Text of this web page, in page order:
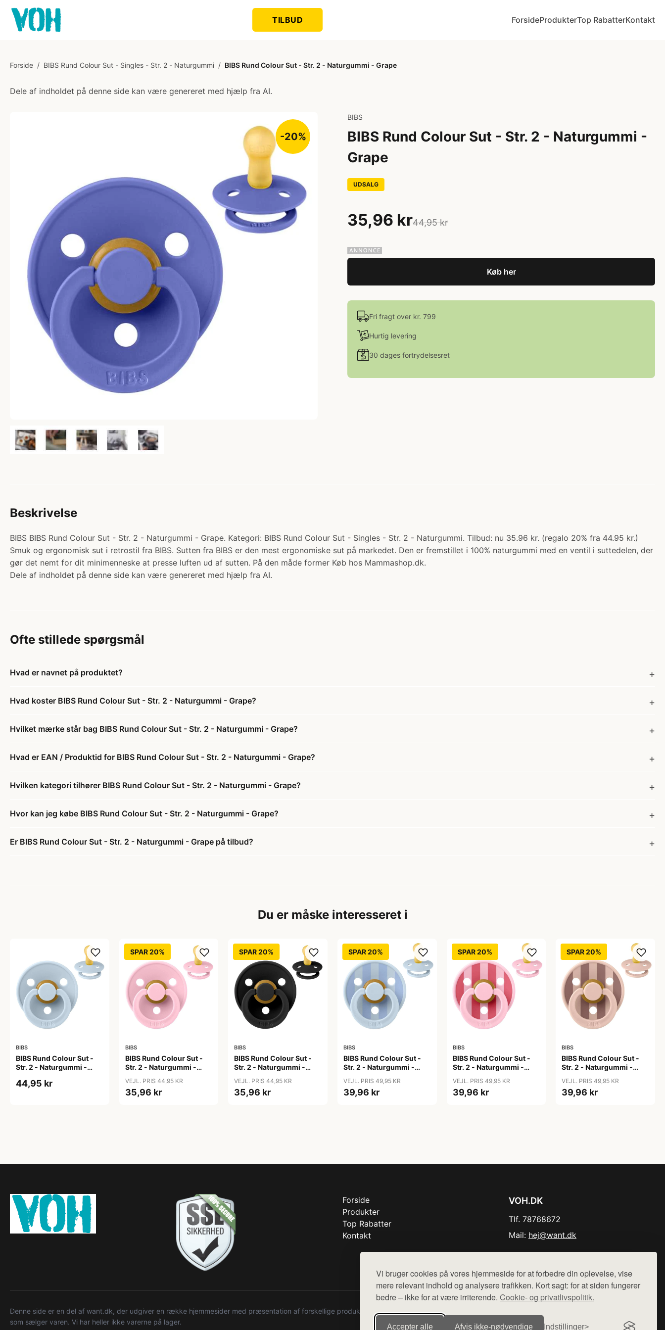
Vi bruger cookies på vores hjemmeside for at forbedre din oplevelse, vise
mere relevant indhold og analysere trafikken. Kort sagt: for at siden fungerer
bedre – ikke for at være irriterende. Cookie- og privatlivspolitik.
Accepter alle Afvis ikke‑nødvendige Indstillinger
TILBUD ForsideProdukterTop RabatterKontakt
Forside / BIBS Rund Colour Sut - Singles - Str. 2 - Naturgummi / BIBS Rund Colour Sut - Str. 2 - Naturgummi - Grape
Dele af indholdet på denne side kan være genereret med hjælp fra AI.
-20%
BIBS
BIBS Rund Colour Sut - Str. 2 - Naturgummi -
Grape
UDSALG
35,96 kr44,95 kr
Køb her
Fri fragt over kr. 799
Hurtig levering
30 dages fortrydelsesret
Beskrivelse
BIBS BIBS Rund Colour Sut - Str. 2 - Naturgummi - Grape. Kategori: BIBS Rund Colour Sut - Singles - Str. 2 - Naturgummi. Tilbud: nu 35.96 kr. (regalo 20% fra 44.95 kr.)
Smuk og ergonomisk sut i retrostil fra BIBS. Sutten fra BIBS er den mest ergonomiske sut på markedet. Den er fremstillet i 100% naturgummi med en ventil i suttedelen, der
gør det nemt for dit minimenneske at presse luften ud af sutten. På den måde former Køb hos Mammashop.dk.
Dele af indholdet på denne side kan være genereret med hjælp fra AI.
Ofte stillede spørgsmål
Hvad er navnet på produktet?
Hvad koster BIBS Rund Colour Sut - Str. 2 - Naturgummi - Grape?
Hvilket mærke står bag BIBS Rund Colour Sut - Str. 2 - Naturgummi - Grape?
Hvad er EAN / Produktid for BIBS Rund Colour Sut - Str. 2 - Naturgummi - Grape?
Hvilken kategori tilhører BIBS Rund Colour Sut - Str. 2 - Naturgummi - Grape?
Hvor kan jeg købe BIBS Rund Colour Sut - Str. 2 - Naturgummi - Grape?
Er BIBS Rund Colour Sut - Str. 2 - Naturgummi - Grape på tilbud?
Du er måske interesseret i
BIBS
BIBS Rund Colour Sut -
Str. 2 - Naturgummi -
44,95 kr
SPAR 20%
BIBS
BIBS Rund Colour Sut -
Str. 2 - Naturgummi -
VEJL. PRIS 44,95 KR
35,96 kr
SPAR 20%
BIBS
BIBS Rund Colour Sut -
Str. 2 - Naturgummi -
VEJL. PRIS 44,95 KR
35,96 kr
SPAR 20%
BIBS
BIBS Rund Colour Sut -
Str. 2 - Naturgummi -
Blue/Dusty Blue
VEJL. PRIS 49,95 KR
39,96 kr
SPAR 20%
BIBS
BIBS Rund Colour Sut -
Str. 2 - Naturgummi -
Pink/Coral
VEJL. PRIS 49,95 KR
39,96 kr
SPAR 20%
BIBS
BIBS Rund Colour Sut -
Str. 2 - Naturgummi -
Blush/Woodchuck
VEJL. PRIS 49,95 KR
39,96 kr
Forside
Produkter
Top Rabatter
Kontakt
VOH.DK
Tlf. 78768672
Mail: hej@want.dk
Denne side er en del af want.dk, der udgiver en række hjemmesider med præsentation af forskellige produkter fra diverse webshops. Der sælges ikke varer fra denne side - vi henviser til de shops,
som sælger varen. Vi har heller ikke varerne på lager.